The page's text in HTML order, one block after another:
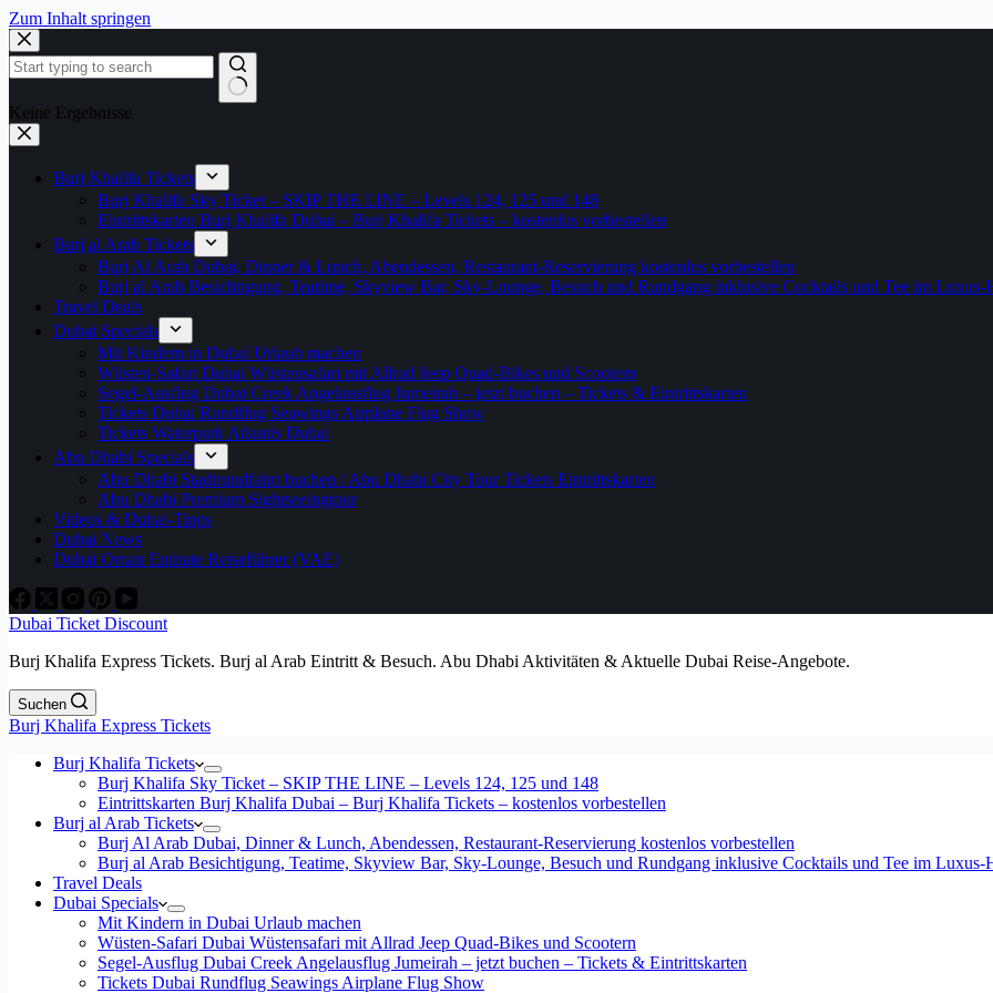
Zum Inhalt springen
Keine Ergebnisse
Burj Khalifa Tickets
Burj Khalifa Sky Ticket – SKIP THE LINE – Levels 124, 125 und 148
Eintrittskarten Burj Khalifa Dubai – Burj Khalifa Tickets – kostenlos vorbestellen
Burj al Arab Tickets
Burj Al Arab Dubai, Dinner & Lunch, Abendessen, Restaurant-Reservierung kostenlos vorbestellen
Burj al Arab Besichtigung, Teatime, Skyview Bar, Sky-Lounge, Besuch und Rundgang inklusive Cocktails und Tee im Luxus-
Travel Deals
Dubai Specials
Mit Kindern in Dubai Urlaub machen
Wüsten-Safari Dubai Wüstensafari mit Allrad Jeep Quad-Bikes und Scootern
Segel-Ausflug Dubai Creek Angelausflug Jumeirah – jetzt buchen – Tickets & Eintrittskarten
Tickets Dubai Rundflug Seawings Airplane Flug Show
Tickets Waterpark Atlantis Dubai
Abu Dhabi Specials
Abu Dhabi Stadtrundfahrt buchen / Abu Dhabi City Tour Tickets Eintrittskarten
Abu Dhabi Premium Sightseeingtour
Videos & Dubai-Tipps
Dubai News
Dubai Oman Emirate Reiseführer (VAE)
Dubai Ticket Discount
Burj Khalifa Express Tickets. Burj al Arab Eintritt & Besuch. Abu Dhabi Aktivitäten & Aktuelle Dubai Reise-Angebote.
Suchen
Burj Khalifa Express Tickets
Burj Khalifa Tickets
Burj Khalifa Sky Ticket – SKIP THE LINE – Levels 124, 125 und 148
Eintrittskarten Burj Khalifa Dubai – Burj Khalifa Tickets – kostenlos vorbestellen
Burj al Arab Tickets
Burj Al Arab Dubai, Dinner & Lunch, Abendessen, Restaurant-Reservierung kostenlos vorbestellen
Burj al Arab Besichtigung, Teatime, Skyview Bar, Sky-Lounge, Besuch und Rundgang inklusive Cocktails und Tee im Luxus-
Travel Deals
Dubai Specials
Mit Kindern in Dubai Urlaub machen
Wüsten-Safari Dubai Wüstensafari mit Allrad Jeep Quad-Bikes und Scootern
Segel-Ausflug Dubai Creek Angelausflug Jumeirah – jetzt buchen – Tickets & Eintrittskarten
Tickets Dubai Rundflug Seawings Airplane Flug Show